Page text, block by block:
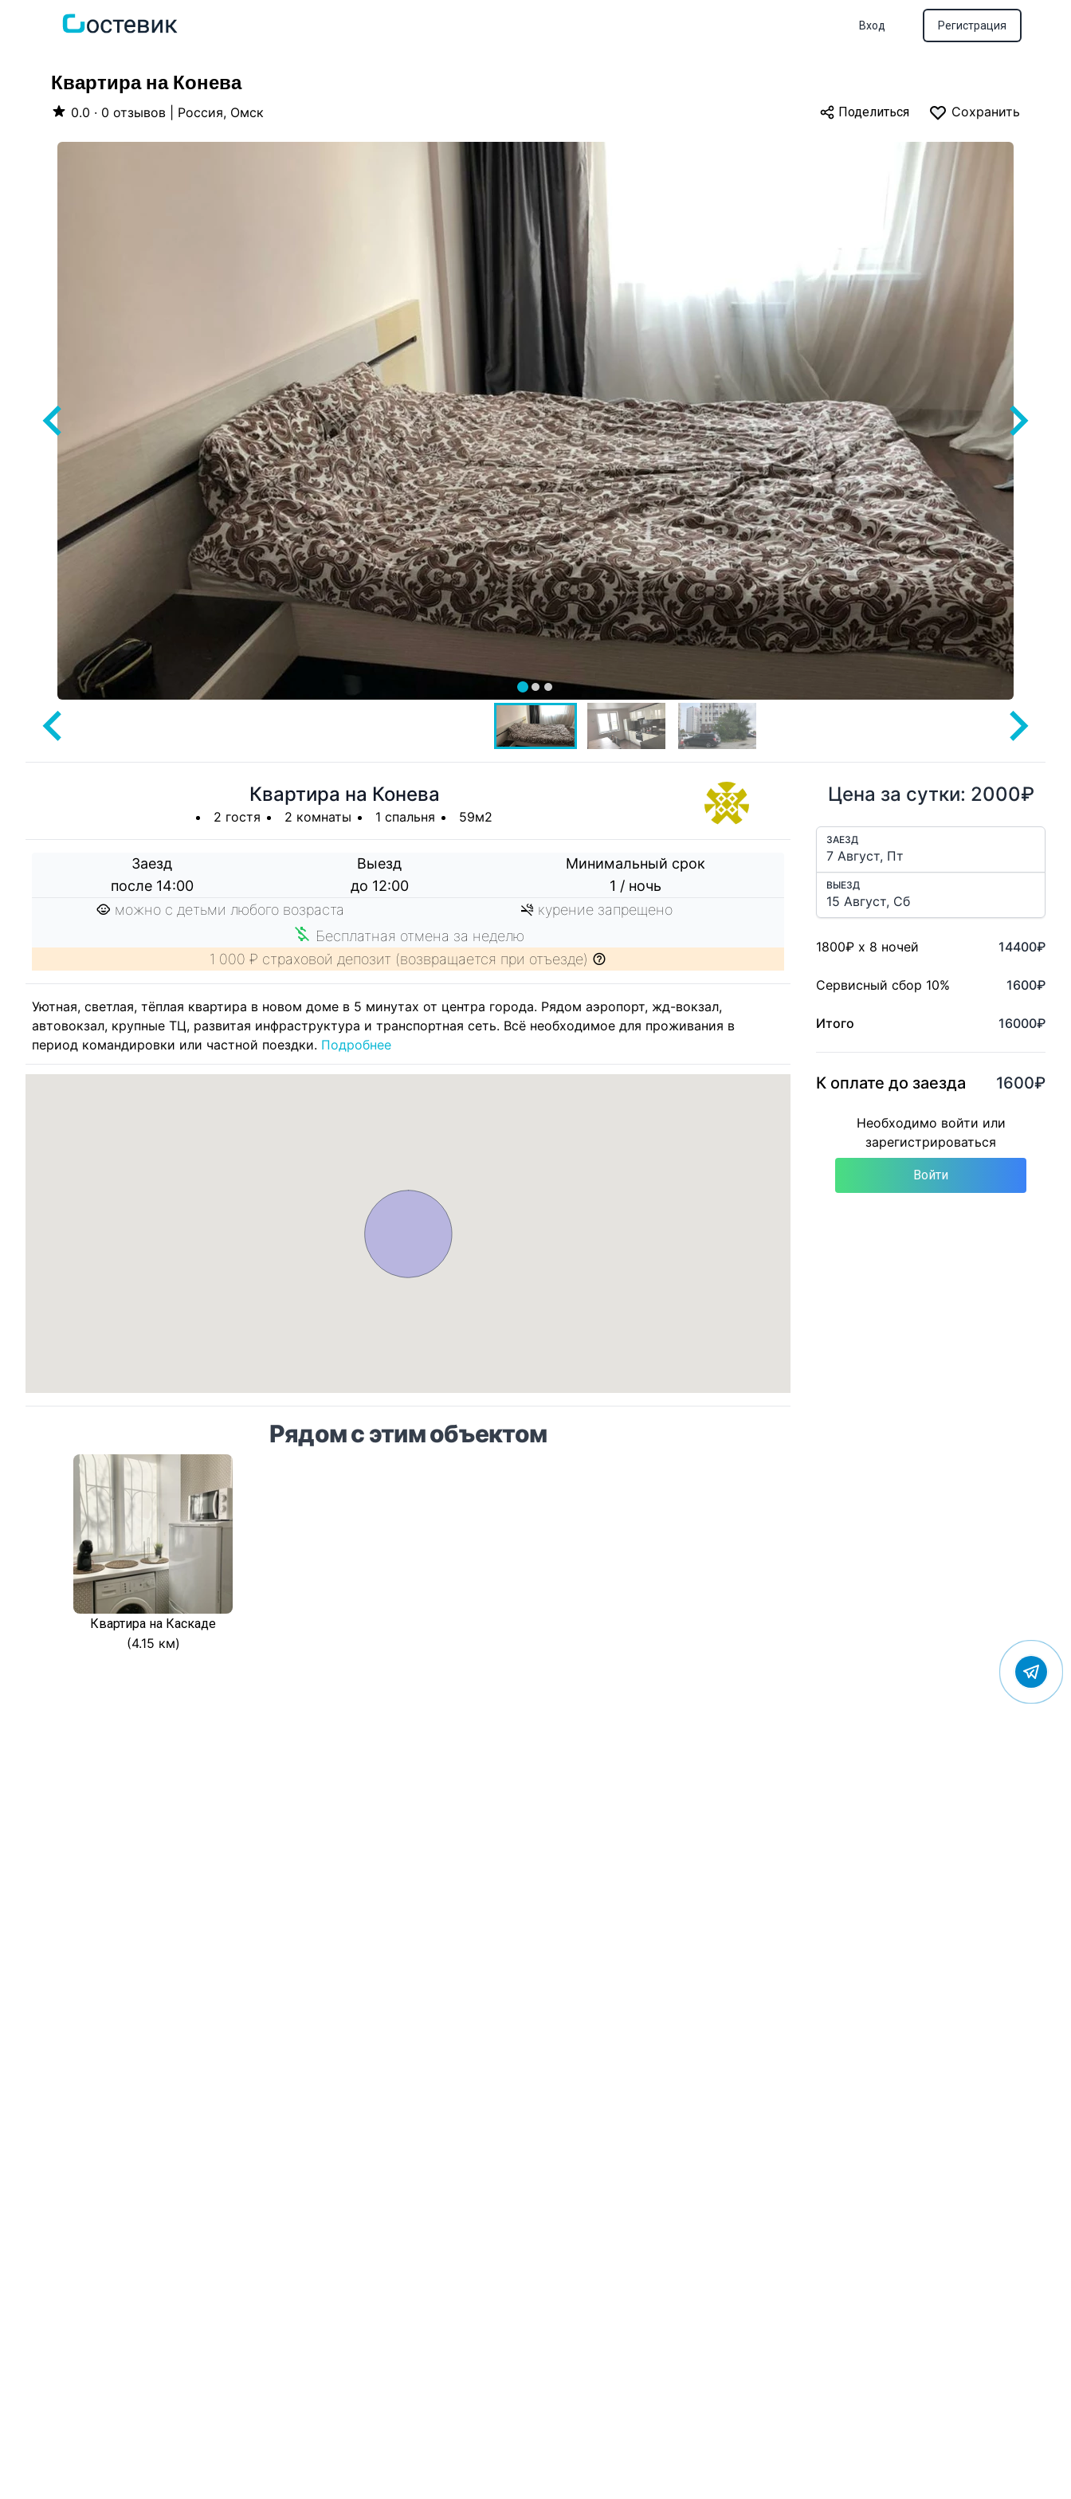
Вход Регистрация
Квартира на Конева
0.0 · 0 отзывов Россия, Омск Поделиться Сохранить
Квартира на Конева
2 гостя 2 комнаты 1 спальня 59м2
Заезд
после 14:00
Выезд
до 12:00
Минимальный срок
1 / ночь
можно с детьми любого возраста
курение запрещено
Бесплатная отмена за неделю
1 000 ₽ страховой депозит (возвращается при отъезде)
Уютная, светлая, тёплая квартира в новом доме в 5 минутах от центра города. Рядом аэропорт, жд-вокзал,
автовокзал, крупные ТЦ, развитая инфраструктура и транспортная сеть. Всё необходимое для проживания в
период командировки или частной поездки. Подробнее
Рядом с этим объектом
Квартира на Каскаде
(4.15 км)
Цена за сутки: 2000₽
ЗАЕЗД
ВЫЕЗД
1800₽ x 8 ночей 14400₽
Сервисный сбор 10% 1600₽
Итого 16000₽
К оплате до заезда 1600₽
Необходимо войти или
зарегистрироваться
Войти